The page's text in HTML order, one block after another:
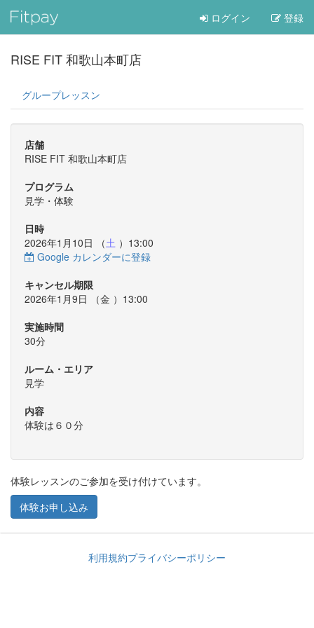
ログイン 登録
RISE FIT 和歌山本町店
グループレッスン
店舗
RISE FIT 和歌山本町店
プログラム
見学・体験
日時
2026年1月10日 （土 ）13:00
Google カレンダーに登録
キャンセル期限
2026年1月9日 （金 ）13:00
実施時間
30分
ルーム・エリア
見学
内容
体験は６０分
体験レッスンのご参加を受け付けています。
体験お申し込み
利用規約プライバシーポリシー